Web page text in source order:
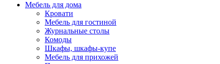
Мебель для дома
Кровати
Мебель для гостиной
Журнальные столы
Комоды
Шкафы, шкафы-купе
Мебель для прихожей